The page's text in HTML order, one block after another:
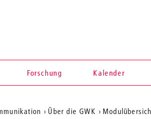
Forschung Kalender
Über die GWK